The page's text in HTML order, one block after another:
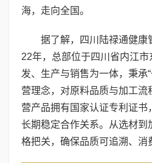
海，走向全国。
据了解，四川陆禄通健康
22年，总部位于四川省内江
发、生产与销售为一体，秉承
营理念，对原料品质与加工流
营产品拥有国家认证专利证书
长期稳定合作关系。从选材到
格把关，确保品质可追溯、消